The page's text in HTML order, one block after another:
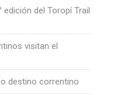
edición del Toropí Trail
visitan el
destino correntino